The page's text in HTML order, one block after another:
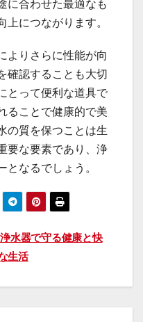
に合わせた最適なも
上につながります。
よりさらに性能が向
確認することも大切
とって便利な道具で
ることで健康的で美
の質を保つことは生
要な要素であり、浄
となるでしょう。
浄水器で守る健康と快
生活